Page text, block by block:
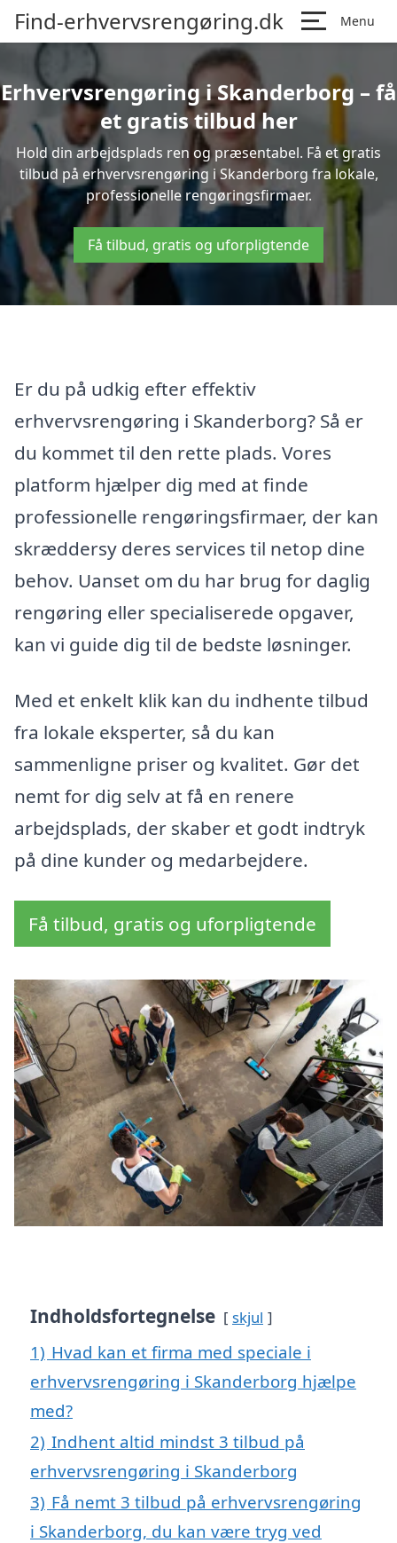
Find-erhvervsrengøring.dk Menu
Erhvervsrengøring i Skanderborg – få
et gratis tilbud her
Hold din arbejdsplads ren og præsentabel. Få et gratis
tilbud på erhvervsrengøring i Skanderborg fra lokale,
professionelle rengøringsfirmaer.
Få tilbud, gratis og uforpligtende
Er du på udkig efter effektiv
erhvervsrengøring i Skanderborg? Så er
du kommet til den rette plads. Vores
platform hjælper dig med at finde
professionelle rengøringsfirmaer, der kan
skræddersy deres services til netop dine
behov. Uanset om du har brug for daglig
rengøring eller specialiserede opgaver,
kan vi guide dig til de bedste løsninger.
Med et enkelt klik kan du indhente tilbud
fra lokale eksperter, så du kan
sammenligne priser og kvalitet. Gør det
nemt for dig selv at få en renere
arbejdsplads, der skaber et godt indtryk
på dine kunder og medarbejdere.
Få tilbud, gratis og uforpligtende
Indholdsfortegnelse skjul
1) Hvad kan et firma med speciale i
erhvervsrengøring i Skanderborg hjælpe
med?
2) Indhent altid mindst 3 tilbud på
erhvervsrengøring i Skanderborg
3) Få nemt 3 tilbud på erhvervsrengøring
i Skanderborg, du kan være tryg ved